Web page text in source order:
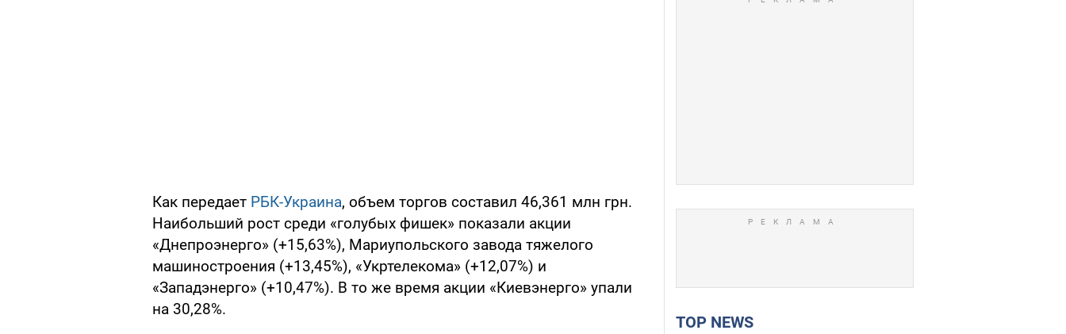
Как передает РБК-Украина, объем торгов составил 46,361 млн грн.
Наибольший рост среди «голубых фишек» показали акции
«Днепроэнерго» (+15,63%), Мариупольского завода тяжелого
машиностроения (+13,45%), «Укртелекома» (+12,07%) и
«Западэнерго» (+10,47%). В то же время акции «Киевэнерго» упали
на 30,28%.
TOP NEWS